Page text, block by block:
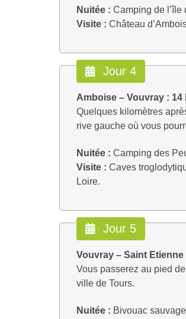
Nuitée : Camping de l’île
Visite : Château
Jour 4
Amboise – Vouvray : 14
Quelques kilomètres
rive gauche où vous
Nuitée : Camping des
Visite : Caves
Loire.
Jour 5
Vouvray – Saint
Vous passerez au pied
ville de Tours.
Nuitée : Bivouac